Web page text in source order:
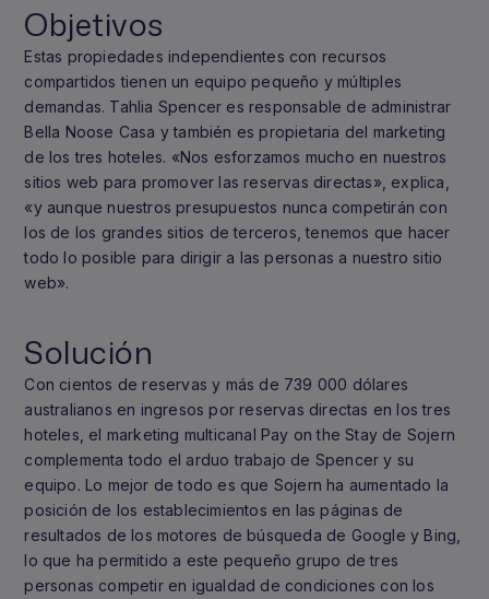
Objetivos
Estas propiedades independientes con recursos
compartidos tienen un equipo pequeño y múltiples
demandas. Tahlia Spencer es responsable de administrar
Bella Noose Casa y también es propietaria del marketing
de los tres hoteles. «Nos esforzamos mucho en nuestros
sitios web para promover las reservas directas», explica,
«y aunque nuestros presupuestos nunca competirán con
los de los grandes sitios de terceros, tenemos que hacer
todo lo posible para dirigir a las personas a nuestro sitio
web».
Solución
Con cientos de reservas y más de 739 000 dólares
australianos en ingresos por reservas directas en los tres
hoteles, el marketing multicanal Pay on the Stay de Sojern
complementa todo el arduo trabajo de Spencer y su
equipo. Lo mejor de todo es que Sojern ha aumentado la
posición de los establecimientos en las páginas de
resultados de los motores de búsqueda de Google y Bing,
lo que ha permitido a este pequeño grupo de tres
personas competir en igualdad de condiciones con los